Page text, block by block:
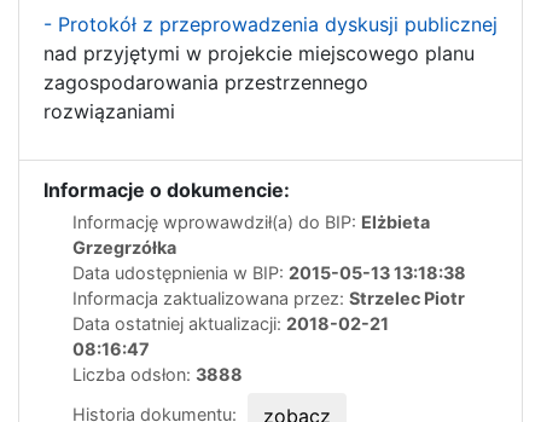
- Protokół z przeprowadzenia dyskusji publicznej
nad przyjętymi w projekcie miejscowego planu
zagospodarowania przestrzennego
rozwiązaniami
Informacje o dokumencie:
Informację wprowawdził(a) do BIP: Elżbieta
Grzegrzółka
Data udostępnienia w BIP: 2015-05-13 13:18:38
Informacja zaktualizowana przez: Strzelec Piotr
Data ostatniej aktualizacji: 2018-02-21
08:16:47
Liczba odsłon: 3888
Historia dokumentu:
zobacz